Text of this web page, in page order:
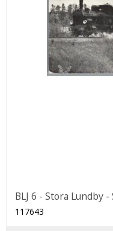
BLJ 6 - Stora Lundby
117643